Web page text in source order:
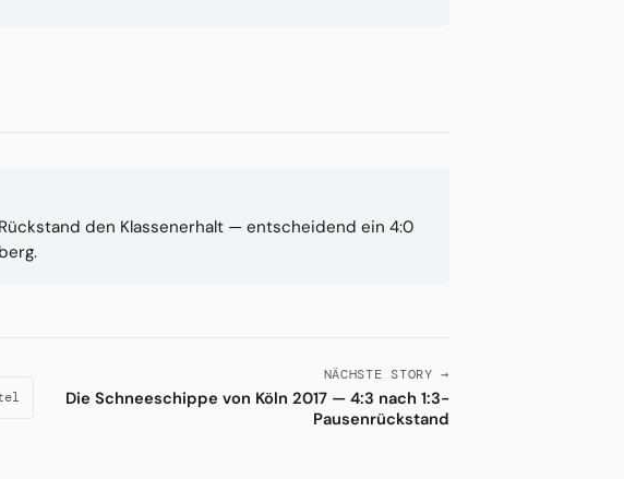
den Klassenerhalt — entscheidend ein 4:0
NÄCHSTE STORY →
Die Schneeschippe von Köln 2017 — 4:3 nach 1:3-
Pausenrückstand